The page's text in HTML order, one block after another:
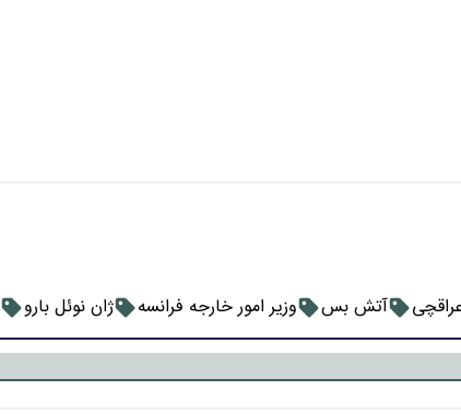
آتش بس وزیر امور خارجه فرانسه ژان نوئل بارو